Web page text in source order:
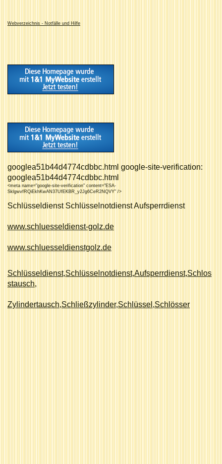
Webverzeichnis - Notfälle und Hilfe
googlea51b44d4774cdbbc.html google-site-verification:
googlea51b44d4774cdbbc.html
<meta name="google-site-verification" content="ESA-
SklgwvfRQiEkhKwAN37UfEKBR_y2Jg6CeR2NQVY" />
Schlüsseldienst Schlüsselnotdienst Aufsperrdienst
www.schluesseldienst-golz.de
www.schluesseldienstgolz.de
Schlüsseldienst,Schlüsselnotdienst,Aufsperrdienst,Schlos
stausch,
Zylindertausch,Schließzylinder,Schlüssel,Schlösser